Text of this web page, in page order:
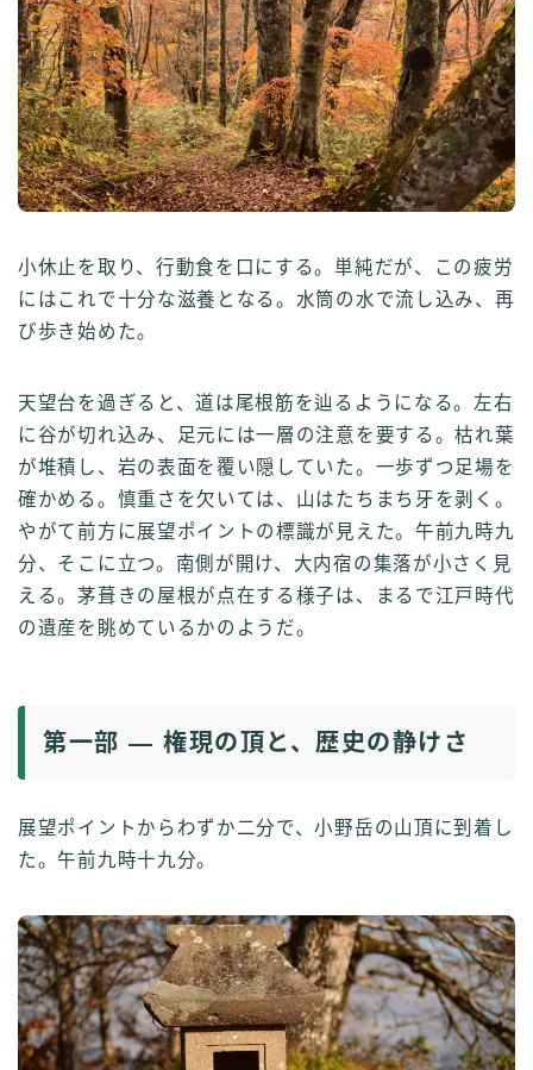
小休止を取り、行動食を口にする。単純だが、この疲労
にはこれで十分な滋養となる。水筒の水で流し込み、再
び歩き始めた。
天望台を過ぎると、道は尾根筋を辿るようになる。左右
に谷が切れ込み、足元には一層の注意を要する。枯れ葉
が堆積し、岩の表面を覆い隠していた。一歩ずつ足場を
確かめる。慎重さを欠いては、山はたちまち牙を剥く。
やがて前方に展望ポイントの標識が見えた。午前九時九
分、そこに立つ。南側が開け、大内宿の集落が小さく見
える。茅葺きの屋根が点在する様子は、まるで江戸時代
の遺産を眺めているかのようだ。
第一部 ― 権現の頂と、歴史の静けさ
展望ポイントからわずか二分で、小野岳の山頂に到着し
た。午前九時十九分。